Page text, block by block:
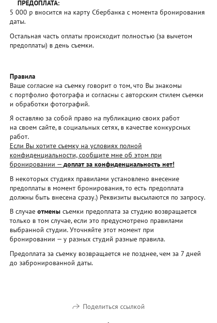
ПРЕДОПЛАТА:
5 000 р вносится на карту Сбербанка с момента бронирования
даты.
Остальная часть оплаты происходит полностью (за вычетом
предоплаты) в день съемки.
Правила
Ваше согласие на съемку говорит о том, что Вы знакомы
с портфолио фотографа и согласны с авторским стилем съемки
и обработки фотографий.
Я оставляю за собой право на публикацию своих работ
на своем сайте, в социальных сетях, в качестве конкурсных
работ.
Если Вы хотите съемку на условиях полной
конфиденциальности, сообщите мне об этом при
бронировании — доплат за конфиденциальность нет!
В некоторых студиях правилами установлено внесение
предоплаты в момент бронирования, то есть предоплата
должны быть внесена сразу.) Реквизиты высылаются по запросу.
В случае отмены съемки предоплата за студию возвращается
только в том случае, если это предусмотрено правилами
выбранной студии. Уточняйте этот момент при
бронировании — у разных студий разные правила.
Предоплата за съемку возвращается не позднее, чем за 7 дней
до забронированной даты.
Поделиться ссылкой